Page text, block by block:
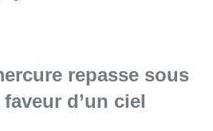
repasse sous
faveur d’un ciel